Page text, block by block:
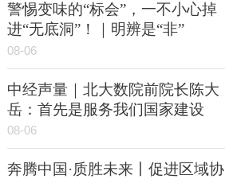
警惕变味的“标会”，一不小心掉
进“无底洞”！｜明辨是“非”
08-06
中经声量｜北大数院前院长陈大
岳：首先是服务我们国家建设
08-06
奔腾中国·质胜未来丨促进区域协